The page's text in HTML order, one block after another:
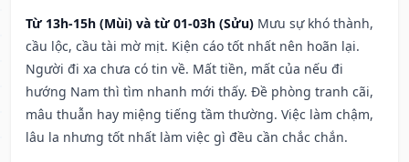
Từ 13h-15h (Mùi) và từ 01-03h (Sửu) Mưu sự khó thành,
cầu lộc, cầu tài mờ mịt. Kiện cáo tốt nhất nên hoãn lại.
Người đi xa chưa có tin về. Mất tiền, mất của nếu đi
hướng Nam thì tìm nhanh mới thấy. Đề phòng tranh cãi,
mâu thuẫn hay miệng tiếng tầm thường. Việc làm chậm,
lâu la nhưng tốt nhất làm việc gì đều cần chắc chắn.